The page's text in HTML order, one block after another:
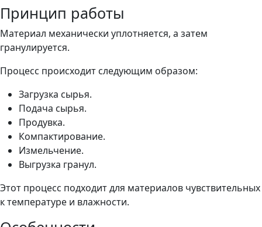
Принцип работы
Материал механически уплотняется, а затем
гранулируется.
Процесс происходит следующим образом:
Загрузка сырья.
Подача сырья.
Продувка.
Компактирование.
Измельчение.
Выгрузка гранул.
Этот процесс подходит для материалов чувствительных
к температуре и влажности.